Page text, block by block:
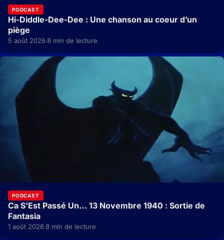
PODCAST
Hi-Diddle-Dee-Dee : Une chanson au coeur d’un
piège
5 août 2026·8 min de lecture
PODCAST
Ca S’Est Passé Un… 13 Novembre 1940 : Sortie de
Fantasia
1 août 2026·8 min de lecture